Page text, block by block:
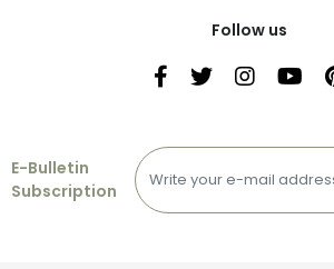
Follow us
E-Bulletin
Subscription